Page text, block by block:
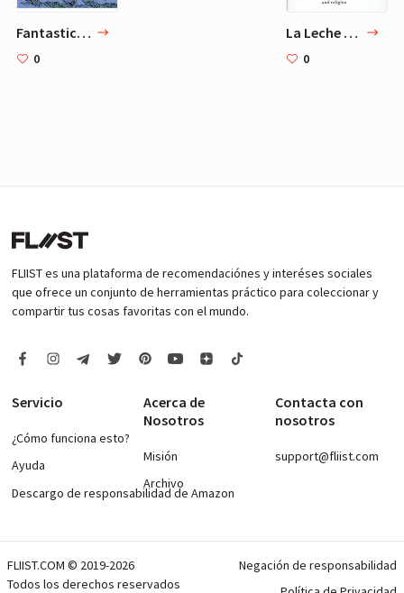
Fantastic Mr Fox
0
La Leche League
0
FLIIST es una plataforma de recomendaciónes y interéses sociales
que ofrece un conjunto de herramientas práctico para coleccionar y
compartir tus cosas favoritas con el mundo.
Servicio
¿Cómo funciona esto?
Ayuda
Descargo de responsabilidad de Amazon
Acerca de
Nosotros
Misión
Archivo
Contacta con
nosotros
support@fliist.com
FLIIST.COM © 2019-2026
Todos los derechos reservados
Negación de responsabilidad